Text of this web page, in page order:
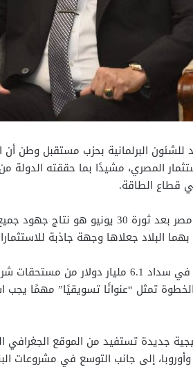
للشئون البرلمانية بحزب مستقبل وطن أن
المصري، مشيدًا بما حققته
قطاع الطاقة.
قال ” حسام لبن ” إن ما تحقق في مصر بعد
البلاد جعلاها وجهة جاذبة
وأشاد ” حسام لبن ” بنجاح الحكومة في سداد 6.1
تمثل “عنوانًا تسويقيًا” مهمًا يجب
جديدة تستفيد من الموقع الجغرافي
إلى جانب التوسع في مشروعات